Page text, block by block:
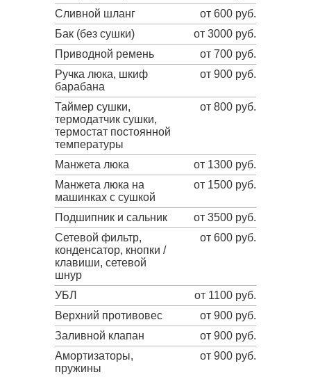
Сливной шланг
от 600 руб.
Бак (без сушки)
от 3000 руб.
Приводной ремень
от 700 руб.
Ручка люка, шкиф
барабана
от 900 руб.
Таймер сушки,
термодатчик сушки,
термостат постоянной
температуры
от 800 руб.
Манжета люка
от 1300 руб.
Манжета люка на
машинках с сушкой
от 1500 руб.
Подшипник и сальник
от 3500 руб.
Сетевой фильтр,
конденсатор, кнопки /
клавиши, сетевой
шнур
от 600 руб.
УБЛ
от 1100 руб.
Верхний противовес
от 900 руб.
Заливной клапан
от 900 руб.
Амортизаторы,
пружины
от 900 руб.